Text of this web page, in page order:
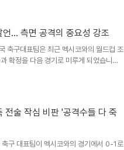
는 스타일이라고 설명했습니다. 갑작스
들이 이기고자 하는 강한 심리가 오히려
... 측면 공격의 중요성 강조
축구대표팀은 최근 멕시코와의 월드컵 조
확정을 다음 경기로 미루게 되었습니다.
논란이 다시금 불거지게 되었습니다. 홍
과적이었을 수 있다고 분석했습니다. 또
했다면 더 공격적인 운영이 가능했을 것
전술 작심 비판 '공격수들 다 죽
구 대표팀이 멕시코와의 경기에서 0-1로